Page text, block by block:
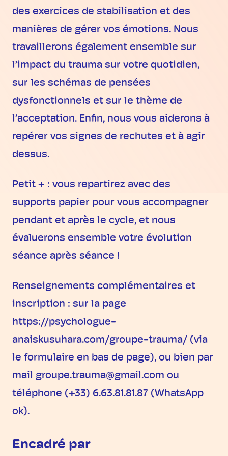
des exercices de stabilisation et des
manières de gérer vos émotions. Nous
travaillerons également ensemble sur
l’impact du trauma sur votre quotidien,
sur les schémas de pensées
dysfonctionnels et sur le thème de
l’acceptation. Enfin, nous vous aiderons à
repérer vos signes de rechutes et à agir
dessus.
Petit + : vous repartirez avec des
supports papier pour vous accompagner
pendant et après le cycle, et nous
évaluerons ensemble votre évolution
séance après séance !
Renseignements complémentaires et
inscription : sur la page
https://psychologue-
anaiskusuhara.com/groupe-trauma/ (via
le formulaire en bas de page), ou bien par
mail groupe.trauma@gmail.com ou
téléphone (+33) 6.63.81.81.87 (WhatsApp
ok).
Encadré par